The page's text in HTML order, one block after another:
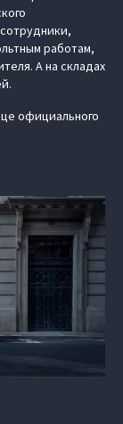
работам,
А на складах
официального